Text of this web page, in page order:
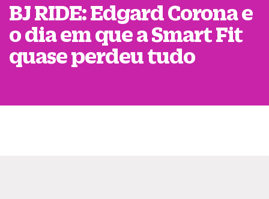
BJ RIDE: Edgard Corona e
o dia em que a Smart Fit
quase perdeu tudo